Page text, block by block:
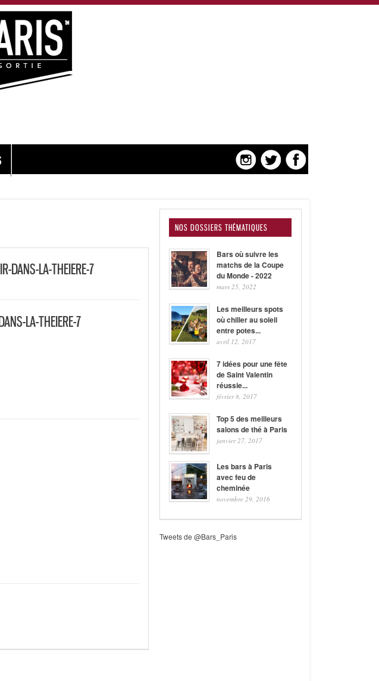
DANS-LA-THEIERE-7
LA-THEIERE-7
NOS DOSSIERS THÉMATIQUES
Bars où suivre les
matchs de la Coupe
du Monde - 2022
mars 25, 2022
Les meilleurs spots
où chiller au soleil
entre potes...
avril 12, 2017
7 idées pour une fête
de Saint Valentin
réussie...
février 8, 2017
Top 5 des meilleurs
salons de thé à Paris
janvier 27, 2017
Les bars à Paris
avec feu de
cheminée
novembre 29, 2016
Tweets de @Bars_Paris